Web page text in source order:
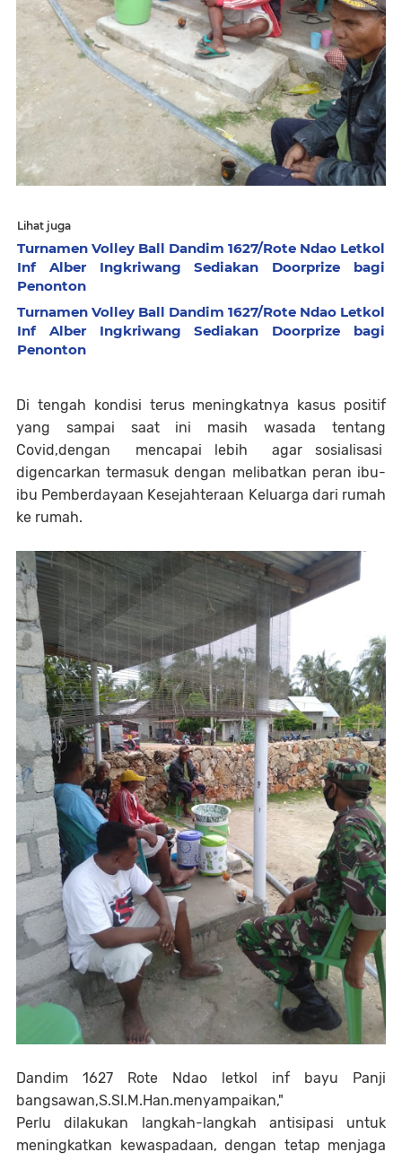
Lihat juga
Turnamen Volley Ball Dandim 1627/Rote Ndao Letkol
Inf Alber Ingkriwang Sediakan Doorprize bagi
Penonton
Turnamen Volley Ball Dandim 1627/Rote Ndao Letkol
Inf Alber Ingkriwang Sediakan Doorprize bagi
Penonton
Di tengah kondisi terus meningkatnya kasus positif
yang sampai saat ini masih wasada tentang
Covid,dengan mencapai lebih agar sosialisasi
digencarkan termasuk dengan melibatkan peran ibu-
ibu Pemberdayaan Kesejahteraan Keluarga dari rumah
ke rumah.
Dandim 1627 Rote Ndao letkol inf bayu Panji
bangsawan,S.SI.M.Han.menyampaikan,"
Perlu dilakukan langkah-langkah antisipasi untuk
meningkatkan kewaspadaan, dengan tetap menjaga